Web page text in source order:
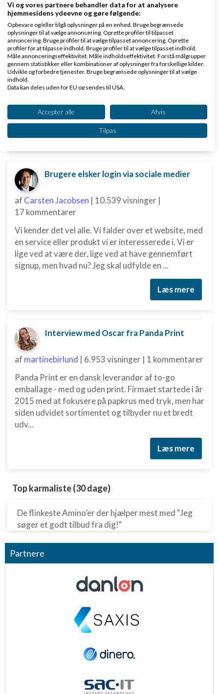
afmartinebirlund|11.209 visninger|
3 kommentarer
Blog indlægget er skrevet af Susan Kaae Jeg har
arbejdet med eCommerce siden 2000 og med online
betalinger siden 2006, i stillinger med titler som
Commercial...
Brugere elsker login via sociale medier
af Carsten Jacobsen | 10.539 visninger |
17 kommentarer
Vi kender det vel alle. Vi falder over et website, med
en service eller produkt vi er interesserede i. Vi er
lige ved at være der, lige ved at have gennemført
signup, men hvad nu? Jeg skal udfylde en ...
Læs mere
Interview med Oscar fra Panda Print
af martinebirlund | 6.953 visninger | 1 kommentarer
Panda Print er en dansk leverandør af to-go
emballage - med og uden print. Firmaet startede i år
2015 med at fokusere på papkrus med tryk, men har
siden udvidet sortimentet og tilbyder nu et bredt
udv...
Læs mere
Top karmaliste (30 dage)
De flinkeste Amino’er der hjælper mest med "Jeg
søger et godt tilbud fra dig!"
Partnere
Vi og vores partnere behandler data for at analysere
hjemmesidens ydeevne og gøre følgende:
Opbevare og/eller tilgå oplysninger på en enhed. Bruge begrænsede
oplysninger til at vælge annoncering. Oprette profiler til tilpasset
annoncering. Bruge profiler til at vælge tilpasset annoncering. Oprette
profiler for at tilpasse indhold. Bruge profiler til at vælge tilpasset indhold.
Måle annonceringseffektivitet. Måle indholdseffektivitet. Forstå målgrupper
gennem statistikker eller kombinationer af oplysninger fra forskellige kilder.
Udvikle og forbedre tjenester. Bruge begrænsede oplysninger til at vælge
indhold.
Data kan deles uden for EU og sendes til USA.
Se partnerliste (2 IAB-leverandører)
Vi bruger dine data til følgende formål:
IAB's behandlingsformål:
Opbevare og/eller tilgå oplysninger på en
Bruge begrænsede oplysninger til at vælge
annoncering
Oprette profiler til tilpasset annoncering
Bruge profiler til at vælge tilpasset
Oprette profiler for at tilpasse indhold
Forstå målgrupper gennem statistikker eller
kombinationer af oplysninger fra forskellige
kilder
Udvikle og forbedre tjenester
Bruge begrænsede oplysninger til at vælge
indhold
IAB Special Features:
Ikke-IAB-behandlingsformål:
Ydeevne
Funktionel
Accepter alle Afvis
Tilpas